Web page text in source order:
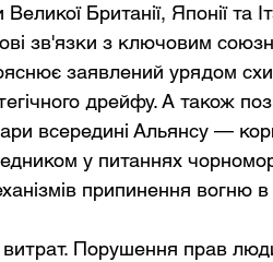
Британії, Японії та
зв'язки з ключовим
заявлений урядом
дрейфу. А також
всередині Альянсу —
у питаннях
припинення вогню в
витрат. Порушення прав